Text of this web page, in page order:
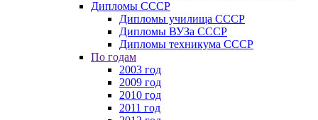
Дипломы СССР
Дипломы училища СССР
Дипломы ВУЗа СССР
Дипломы техникума СССР
По годам
2003 год
2009 год
2010 год
2011 год